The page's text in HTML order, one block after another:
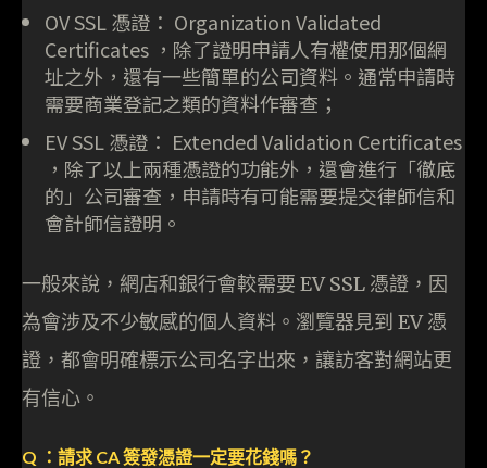
OV SSL 憑證： Organization Validated
Certificates ，除了證明申請人有權使用那個網
址之外，還有一些簡單的公司資料。通常申請時
需要商業登記之類的資料作審查；
EV SSL 憑證： Extended Validation Certificates
，除了以上兩種憑證的功能外，還會進行「徹底
的」公司審查，申請時有可能需要提交律師信和
會計師信證明。
一般來說，網店和銀行會較需要 EV SSL 憑證，因
為會涉及不少敏感的個人資料。瀏覽器見到 EV 憑
證，都會明確標示公司名字出來，讓訪客對網站更
有信心。
Q ：請求 CA 簽發憑證一定要花錢嗎？